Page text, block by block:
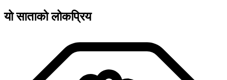
यो साताको लोकप्रिय